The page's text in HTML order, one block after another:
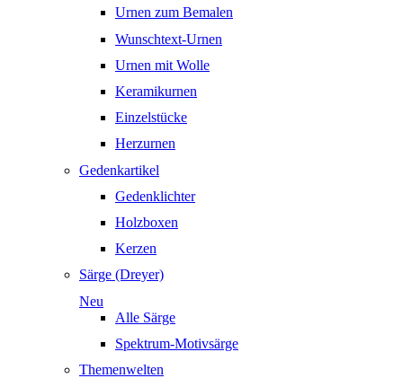
Urnen zum Bemalen
Wunschtext-Urnen
Urnen mit Wolle
Keramikurnen
Einzelstücke
Herzurnen
Gedenkartikel
Gedenklichter
Holzboxen
Kerzen
Särge (Dreyer)
Neu
Alle Särge
Spektrum-Motivsärge
Themenwelten